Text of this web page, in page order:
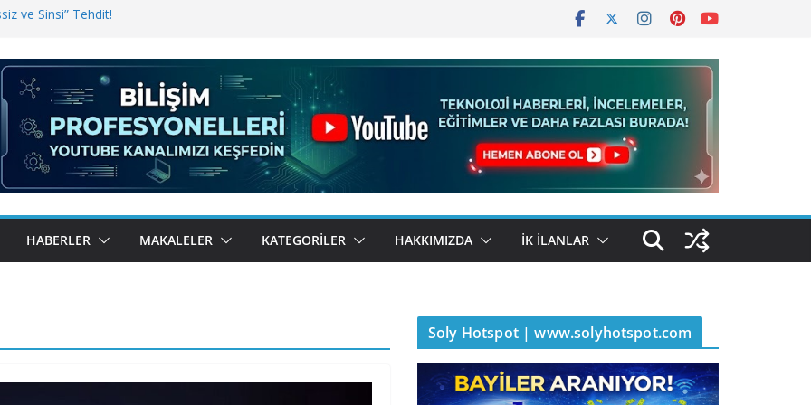
ve Sinsi” Tehdit!
Bugün BulutTahsilat’ta
Kemal Oral Tüm Sorularımızı
HABERLER MAKALELER KATEGORILER HAKKIMIZDA İK İLANLAR
Soly Hotspot | www.solyhotspot.com